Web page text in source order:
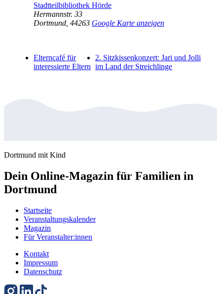
Stadtteilbibliothek Hörde
Hermannstr. 33
Dortmund 44263 Google Karte anzeigen
Elterncafé für
interessierte Eltern
2. Sitzkissenkonzert: Jari und Jolli
im Land der Streichlinge
Dortmund mit Kind
Dein Online-Magazin für Familien in
Dortmund
Startseite
Veranstaltungskalender
Magazin
Für Veranstalter:innen
Kontakt
Impressum
Datenschutz